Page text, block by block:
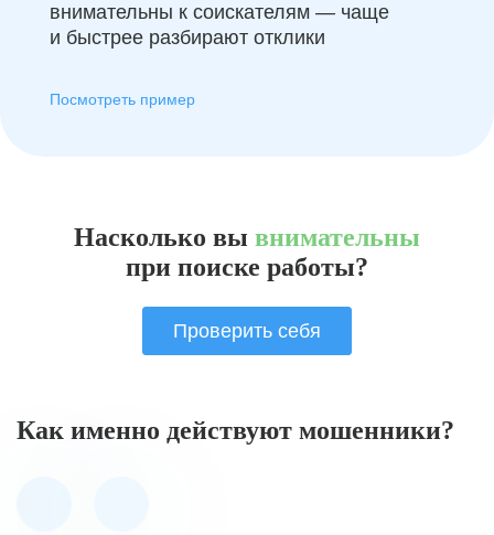
внимательны к соискателям — чаще
и быстрее разбирают отклики
Посмотреть пример
Насколько вы внимательны
при поиске работы?
Проверить себя
Как именно действуют мошенники?